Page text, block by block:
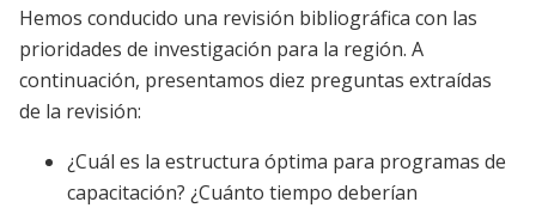
Hemos conducido una revisión bibliográfica con las
prioridades de investigación para la región. A
continuación, presentamos diez preguntas extraídas
de la revisión:
¿Cuál es la estructura óptima para programas de
capacitación? ¿Cuánto tiempo deberían